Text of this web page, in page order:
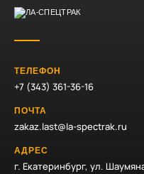
ТЕЛЕФОН
+7 (343) 361-36-16
ПОЧТА
zakaz.last@la-spectrak.ru
АДРЕС
г. Екатеринбург, ул.